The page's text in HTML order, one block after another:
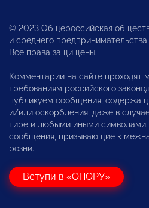
© 2023 Общероссийская
и среднего
Все права защищены.
Комментарии на сайте проходят
требованиям российского
публикуем сообщения,
и/или оскорбления, даже в
тире и любыми иными
сообщения, призывающие к
розни.
Вступи в «ОПОРУ»